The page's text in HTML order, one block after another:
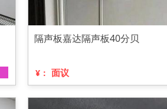
隔声板嘉达隔声板40分贝
¥： 面议